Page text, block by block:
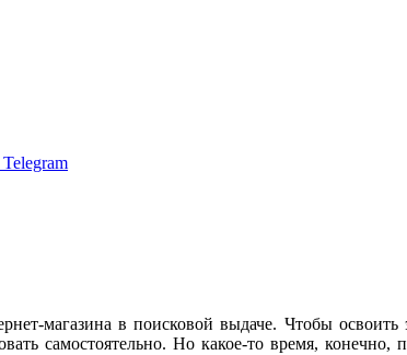
магазина в поисковой выдаче. Чтобы
самостоятельно. Но какое-то время, конечно,